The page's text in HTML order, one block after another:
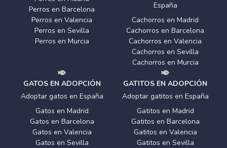
Perros en Barcelona
Perros en Valencia
Perros en Sevilla
Perros en Murcia
España
Cachorros en Madrid
Cachorros en Barcelona
Cachorros en Valencia
Cachorros en Sevilla
Cachorros en Murcia
GATOS EN ADOPCIÓN
Adoptar gatos en España
Gatos en Madrid
Gatos en Barcelona
Gatos en Valencia
Gatos en Sevilla
GATITOS EN ADOPCIÓN
Adoptar gatitos en España
Gatitos en Madrid
Gatitos en Barcelona
Gatitos en Valencia
Gatitos en Sevilla